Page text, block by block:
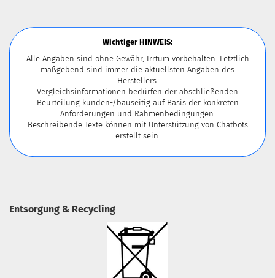
Wichtiger HINWEIS:
Alle Angaben sind ohne Gewähr, Irrtum vorbehalten. Letztlich
maßgebend sind immer die aktuellsten Angaben des
Herstellers.
Vergleichsinformationen bedürfen der abschließenden
Beurteilung kunden-/bauseitig auf Basis der konkreten
Anforderungen und Rahmenbedingungen.
Beschreibende Texte können mit Unterstützung von Chatbots
erstellt sein.
Entsorgung & Recycling